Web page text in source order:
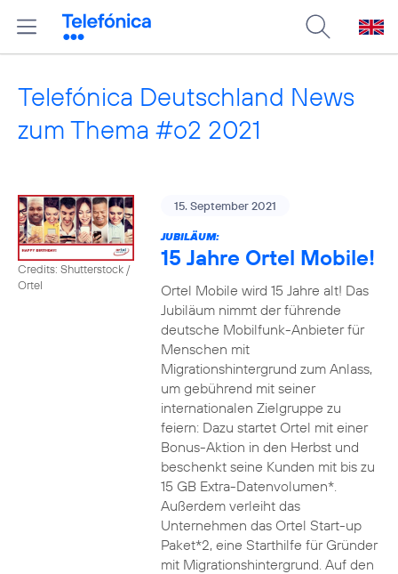
Telefónica Deutschland News
zum Thema #o2 2021
Credits: Shutterstock /
Ortel
15. September 2021
JUBILÄUM:
15 Jahre Ortel Mobile!
Ortel Mobile wird 15 Jahre alt! Das
Jubiläum nimmt der führende
deutsche Mobilfunk-Anbieter für
Menschen mit
Migrationshintergrund zum Anlass,
um gebührend mit seiner
internationalen Zielgruppe zu
feiern: Dazu startet Ortel mit einer
Bonus-Aktion in den Herbst und
beschenkt seine Kunden mit bis zu
15 GB Extra-Datenvolumen*.
Außerdem verleiht das
Unternehmen das Ortel Start-up
Paket*2, eine Starthilfe für Gründer
mit Migrationshintergrund. Auf den